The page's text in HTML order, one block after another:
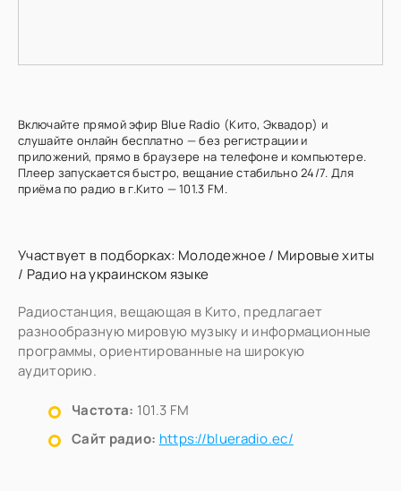
Включайте прямой эфир Blue Radio (Кито, Эквадор) и
слушайте онлайн бесплатно — без регистрации и
приложений, прямо в браузере на телефоне и компьютере.
Плеер запускается быстро, вещание стабильно 24/7. Для
приёма по радио в г.Кито — 101.3 FM.
Участвует в подборках: Молодежное/ Мировые хиты
/ Радио на украинском языке
Радиостанция, вещающая в Кито, предлагает
разнообразную мировую музыку и информационные
программы, ориентированные на широкую
аудиторию.
Частота: 101.3 FM
Сайт радио: https://blueradio.ec/